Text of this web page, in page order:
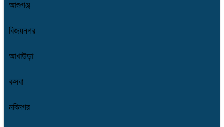
আশুগঞ্জ
বিজয়নগর
আখাউড়া
কসবা
নবিনগর